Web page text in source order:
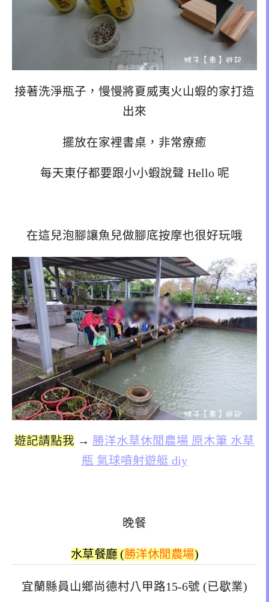
接著洗淨瓶子，慢慢將夏威夷火山蝦的家打造
出來
擺放在家裡書桌，非常療癒
每天東仔都要跟小小蝦說聲 Hello 呢
在這兒泡腳讓魚兒做腳底按摩也很好玩哦
遊記請點我 → 勝洋水草休閒農場 原木筆 水草
瓶 氣球噴射遊艇 diy
晚餐
水草餐廳 (勝洋休閒農場)
宜蘭縣員山鄉尚德村八甲路15-6號 (已歇業)